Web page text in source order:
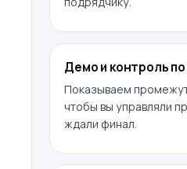
Демо и контроль
Показываем
чтобы вы управляли
ждали финал.